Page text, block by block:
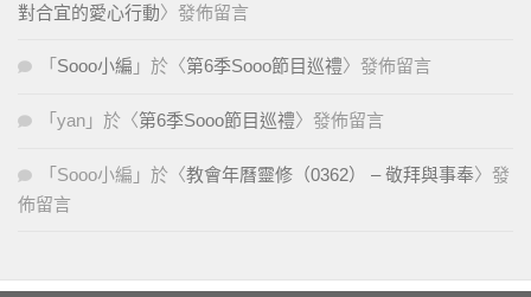
對合宜的愛心行動〉發佈留言
「 Sooo小編 」於〈第6季Sooo節目巡禮〉發佈留言
「 yan 」於〈第6季Sooo節目巡禮〉發佈留言
「 Sooo小編 」於〈教會年曆靈修（0362） – 敬拜與事奉〉發
佈留言